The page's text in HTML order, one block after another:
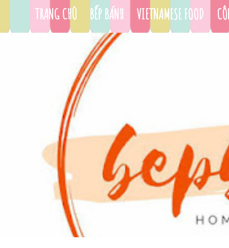
TRANG CHỦ BẾP BÁNH VIETNAMESE FOOD